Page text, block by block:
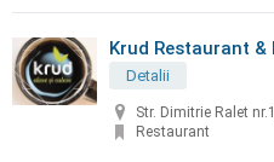
Krud Restaurant &
Detalii
Str. Dimitrie Ralet
Restaurant